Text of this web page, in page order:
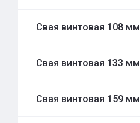
Свая винтовая 108 мм
Свая винтовая 133 мм
Свая винтовая 159 мм